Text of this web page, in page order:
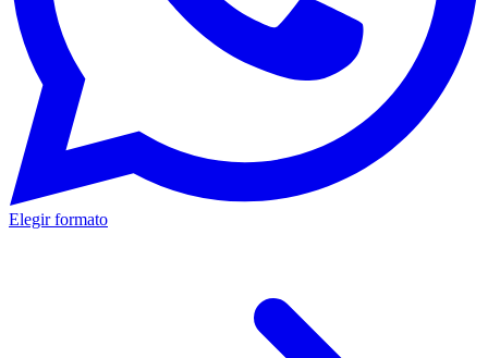
Elegir formato